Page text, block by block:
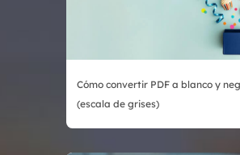
Cómo convertir PDF a blanco y
(escala de grises)